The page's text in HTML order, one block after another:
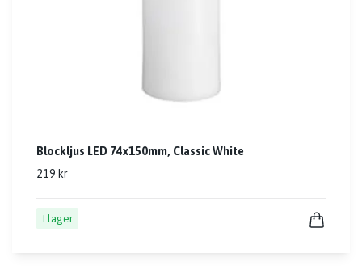
Blockljus LED 74x150mm, Classic White
219 kr
I lager